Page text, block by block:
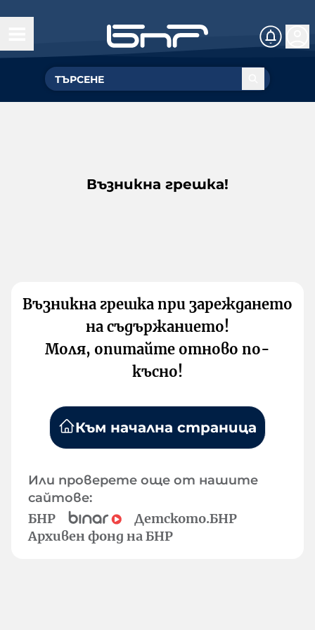
Възникна грешка!
Възникна грешка при зареждането
на съдържанието!
Моля, опитайте отново по-
късно!
Към начална страница
Или проверете още от нашите
сайтове:
БНР
Детското.БНР
Архивен фонд на БНР